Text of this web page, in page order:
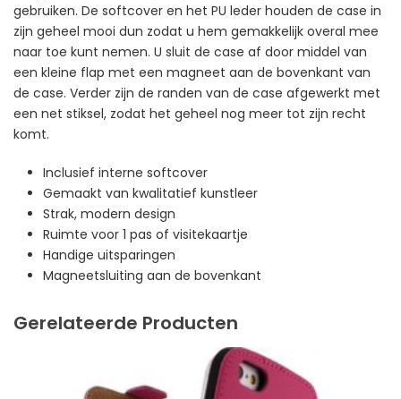
gebruiken. De softcover en het PU leder houden de case in
zijn geheel mooi dun zodat u hem gemakkelijk overal mee
naar toe kunt nemen. U sluit de case af door middel van
een kleine flap met een magneet aan de bovenkant van
de case. Verder zijn de randen van de case afgewerkt met
een net stiksel, zodat het geheel nog meer tot zijn recht
komt.
Inclusief interne softcover
Gemaakt van kwalitatief kunstleer
Strak, modern design
Ruimte voor 1 pas of visitekaartje
Handige uitsparingen
Magneetsluiting aan de bovenkant
Gerelateerde Producten